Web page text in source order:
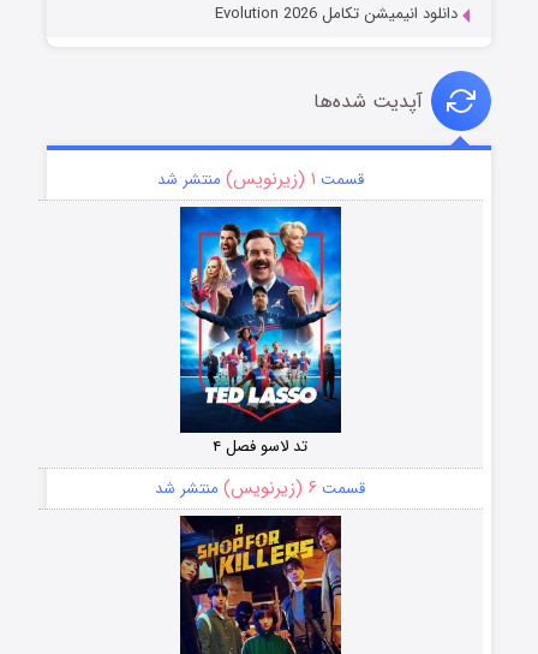
دانلود انیمیشن تکامل Evolution 2026
آپدیت شده‌ها
قسمت ۱ (زیرنویس) منتشر شد
تد لاسو فصل ۴
قسمت ۶ (زیرنویس) منتشر شد